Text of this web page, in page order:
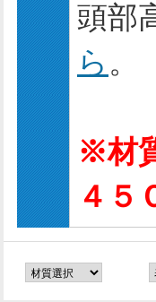
頭部
ら 。
※材
４５